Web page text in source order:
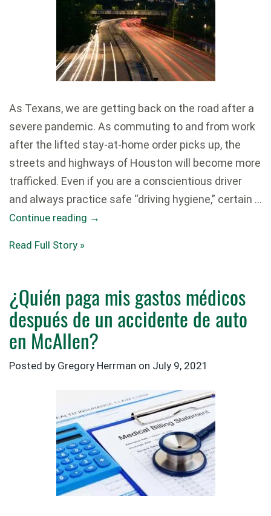
As Texans, we are getting back on the road after a
severe pandemic. As commuting to and from work
after the lifted stay-at-home order picks up, the
streets and highways of Houston will become more
trafficked. Even if you are a conscientious driver
and always practice safe “driving hygiene,” certain …
Continue reading →
Read Full Story »
¿Quién paga mis gastos médicos
después de un accidente de auto
en McAllen?
Posted by Gregory Herrman on July 9, 2021